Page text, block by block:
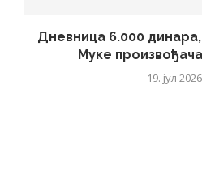
Дневница 6.000
Муке
19. јул